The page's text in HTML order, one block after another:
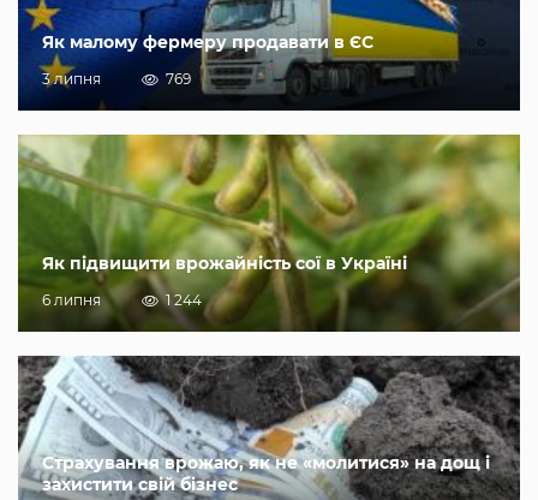
Як малому фермеру продавати в ЄС
3 липня 769
Як підвищити врожайність сої в Україні
6 липня 1 244
Страхування врожаю, як не «молитися» на дощ і
захистити свій бізнес